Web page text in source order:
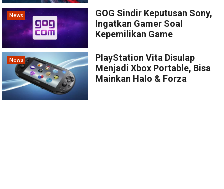
News
GOG Sindir Keputusan Sony,
Ingatkan Gamer Soal
Kepemilikan Game
News
PlayStation Vita Disulap
Menjadi Xbox Portable, Bisa
Mainkan Halo & Forza